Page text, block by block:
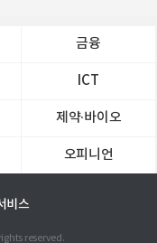
금융
ICT
제약∙바이오
오피니언
비스
reserved.